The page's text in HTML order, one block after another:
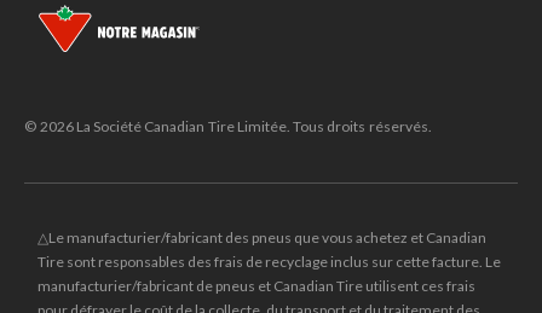
© 2026 La Société Canadian Tire Limitée. Tous droits réservés.
△Le manufacturier/fabricant des pneus que vous achetez et Canadian
Tire sont responsables des frais de recyclage inclus sur cette facture. Le
manufacturier/fabricant de pneus et Canadian Tire utilisent ces frais